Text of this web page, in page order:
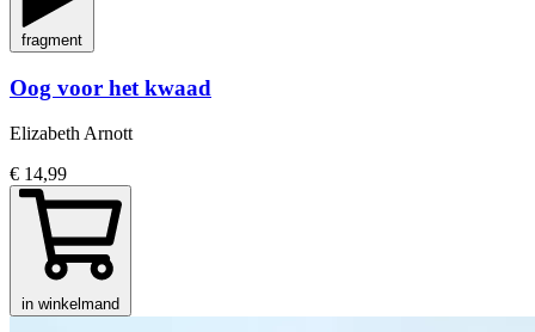
fragment
Oog voor het kwaad
Elizabeth Arnott
€ 14,99
in winkelmand